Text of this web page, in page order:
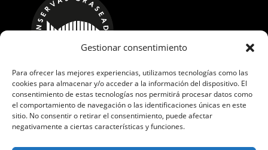
Gestionar consentimiento
Para ofrecer las mejores experiencias, utilizamos tecnologías como las
cookies para almacenar y/o acceder a la información del dispositivo. El
consentimiento de estas tecnologías nos permitirá procesar datos como
el comportamiento de navegación o las identificaciones únicas en este
sitio. No consentir o retirar el consentimiento, puede afectar
negativamente a ciertas características y funciones.
CALLE LOS ROBLES, 17 POL. IND. GUADAMÍA
33569 RIBADESELLA, ASTURIAS
Teléfono:+34 648 443 237